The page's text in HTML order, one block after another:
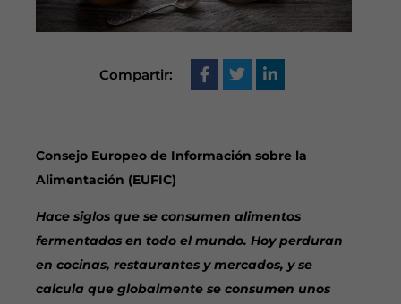
Compartir:
Consejo Europeo de Información sobre la
Alimentación (EUFIC)
Hace siglos que se consumen alimentos
fermentados en todo el mundo. Hoy perduran
en cocinas, restaurantes y mercados, y se
calcula que globalmente se consumen unos